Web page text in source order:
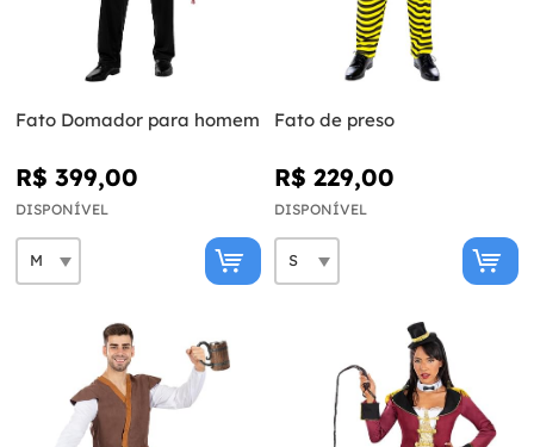
Fato Domador para homem
R$ 399,00
DISPONÍVEL
Fato de preso
R$ 229,00
DISPONÍVEL